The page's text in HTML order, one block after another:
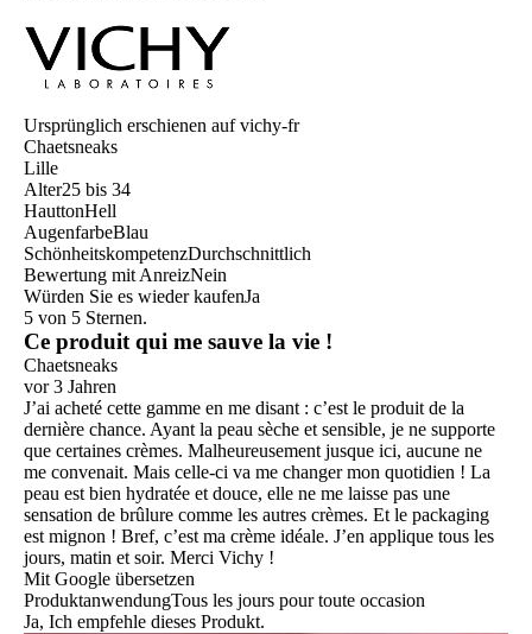
Ursprünglich erschienen auf vichy-fr
Chaetsneaks
Lille
Alter25 bis 34
HauttonHell
AugenfarbeBlau
SchönheitskompetenzDurchschnittlich
Bewertung mit AnreizNein
Würden Sie es wieder kaufenJa
5 von 5 Sternen.
Ce produit qui me sauve la vie !
Chaetsneaks
vor 3 Jahren
J’ai acheté cette gamme en me disant : c’est le produit de la
dernière chance. Ayant la peau sèche et sensible, je ne supporte
que certaines crèmes. Malheureusement jusque ici, aucune ne
me convenait. Mais celle-ci va me changer mon quotidien ! La
peau est bien hydratée et douce, elle ne me laisse pas une
sensation de brûlure comme les autres crèmes. Et le packaging
est mignon ! Bref, c’est ma crème idéale. J’en applique tous les
jours, matin et soir. Merci Vichy !
Mit Google übersetzen
ProduktanwendungTous les jours pour toute occasion
Ja, Ich empfehle dieses Produkt.